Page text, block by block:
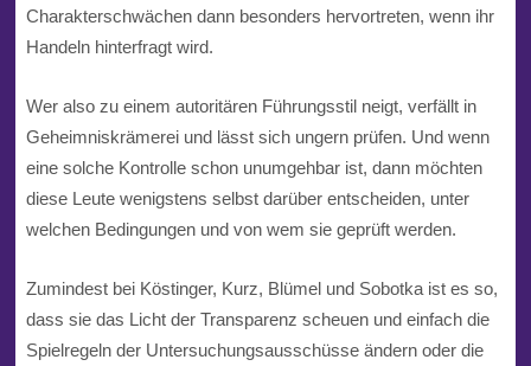
Charakterschwächen dann besonders hervortreten, wenn ihr
Handeln hinterfragt wird.
Wer also zu einem autoritären Führungsstil neigt, verfällt in
Geheimniskrämerei und lässt sich ungern prüfen. Und wenn
eine solche Kontrolle schon unumgehbar ist, dann möchten
diese Leute wenigstens selbst darüber entscheiden, unter
welchen Bedingungen und von wem sie geprüft werden.
Zumindest bei Köstinger, Kurz, Blümel und Sobotka ist es so,
dass sie das Licht der Transparenz scheuen und einfach die
Spielregeln der Untersuchungsausschüsse ändern oder die